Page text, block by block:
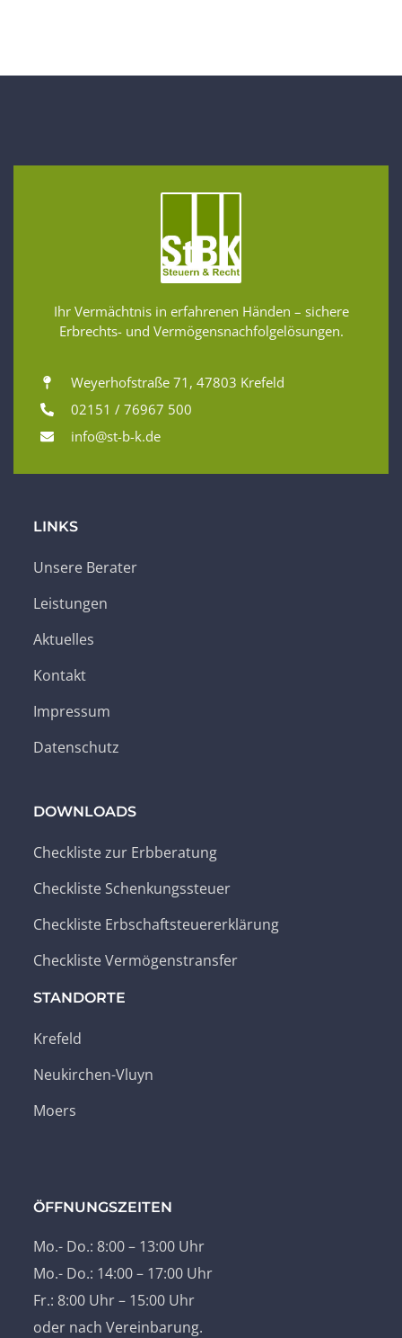
Ihr Vermächtnis in erfahrenen Händen – sichere
Erbrechts- und Vermögensnachfolgelösungen.
Weyerhofstraße 71, 47803 Krefeld
02151 / 76967 500
info@st-b-k.de
LINKS
Unsere Berater
Leistungen
Aktuelles
Kontakt
Impressum
Datenschutz
DOWNLOADS
Checkliste zur Erbberatung
Checkliste Schenkungssteuer
Checkliste Erbschaftsteuererklärung
Checkliste Vermögenstransfer
STANDORTE
Krefeld
Neukirchen-Vluyn
Moers
ÖFFNUNGSZEITEN
Mo.- Do.: 8:00 – 13:00 Uhr
Mo.- Do.: 14:00 – 17:00 Uhr
Fr.: 8:00 Uhr – 15:00 Uhr
oder nach Vereinbarung.